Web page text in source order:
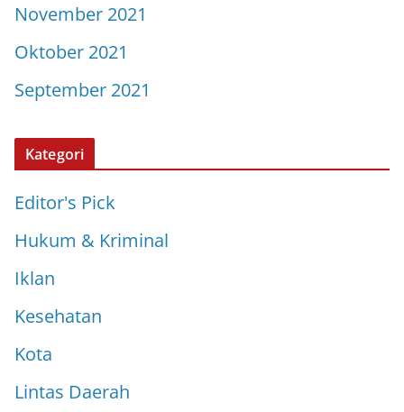
November 2021
Oktober 2021
September 2021
Kategori
Editor's Pick
Hukum & Kriminal
Iklan
Kesehatan
Kota
Lintas Daerah